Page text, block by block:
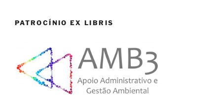
PATROCÍNIO EX LIBRIS